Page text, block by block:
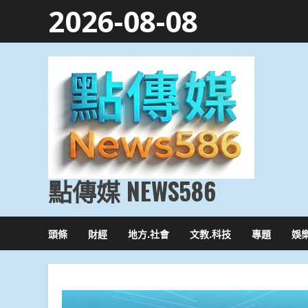
2026-08-08
點傳媒 NEWS586
頭條 財經 地方.社會 文教.科技 專題 娛